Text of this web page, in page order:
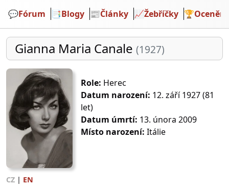
💬️Fórum 📑Blogy 📰Články 📈Žebříčky 🏆Ocenění
Gianna Maria Canale (1927)
Role: Herec
Datum narození: 12. září 1927 (81
let)
Datum úmrtí: 13. února 2009
Místo narození: Itálie
CZ | EN